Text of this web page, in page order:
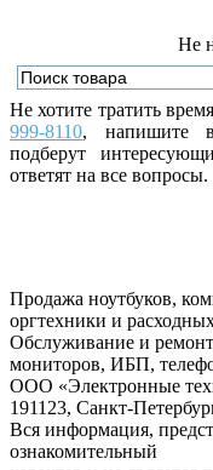
Не
Не хотите тратить
999-8110, напишите
подберут
ответят на все вопросы.
Продажа ноутбуков,
оргтехники и
Обслуживание и
мониторов, ИБП,
ООО «Электронные
191123, Санкт-
Вся информация,
ознакомительный